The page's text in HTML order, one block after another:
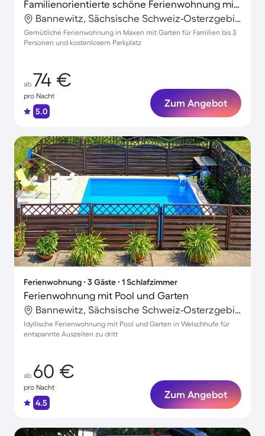
Familienorientierte schöne Ferienwohnung mit Grill, Terrasse und Garten
Bannewitz, Sächsische Schweiz-Osterzgebirge, Deutschland
Gemütliche Ferienwohnung in Maxen mit Garten für Familien bis 3
Personen und kostenlosem Parkplatz
ab 74 €
pro Nacht
5.0
Zum Angebot
Ferienwohnung ∙ 3 Gäste ∙ 1 Schlafzimmer
Ferienwohnung mit Pool und Garten
Bannewitz, Sächsische Schweiz-Osterzgebirge, Deutschland
Idyllische Ferienwohnung mit Pool und Garten in Welschhufe für
entspannte Auszeiten zu dritt
ab 60 €
pro Nacht
4.5
Zum Angebot